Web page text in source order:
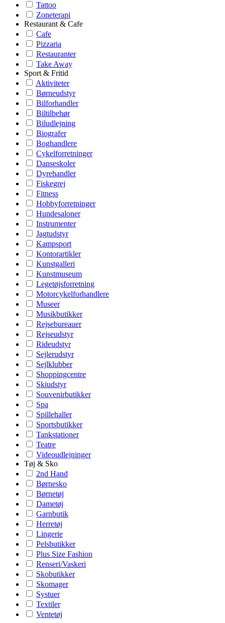
Tattoo
Zoneterapi
Restaurant & Cafe
Cafe
Pizzaria
Restauranter
Take Away
Sport & Fritid
Aktiviteter
Børneudstyr
Bilforhandler
Biltilbehør
Biludlejning
Biografer
Boghandlere
Cykelforretninger
Danseskoler
Dyrehandler
Fiskegrej
Fitness
Hobbyforretninger
Hundesaloner
Instrumenter
Jagtudstyr
Kampsport
Kontorartikler
Kunstgalleri
Kunstmuseum
Legetøjsforretning
Motorcykelforhandlere
Museer
Musikbutikker
Rejsebureauer
Rejseudstyr
Rideudstyr
Sejlerudstyr
Sejlklubber
Shoppingcentre
Skiudstyr
Souvenirbutikker
Spa
Spillehaller
Sportsbutikker
Tankstationer
Teatre
Videoudlejninger
Tøj & Sko
2nd Hand
Børnesko
Børnetøj
Dametøj
Garnbutik
Herretøj
Lingerie
Pelsbutikker
Plus Size Fashion
Renseri/Vaskeri
Skobutikker
Skomager
Systuer
Textiler
Ventetøj